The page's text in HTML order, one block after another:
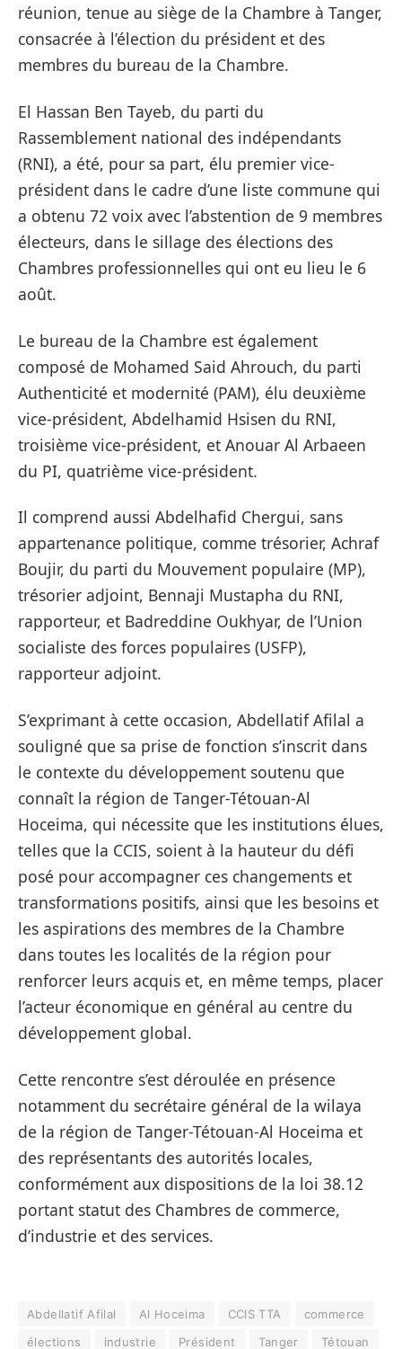
réunion, tenue au siège de la Chambre à Tanger,
consacrée à l’élection du président et des
membres du bureau de la Chambre.
El Hassan Ben Tayeb, du parti du
Rassemblement national des indépendants
(RNI), a été, pour sa part, élu premier vice-
président dans le cadre d’une liste commune qui
a obtenu 72 voix avec l’abstention de 9 membres
électeurs, dans le sillage des élections des
Chambres professionnelles qui ont eu lieu le 6
août.
Le bureau de la Chambre est également
composé de Mohamed Said Ahrouch, du parti
Authenticité et modernité (PAM), élu deuxième
vice-président, Abdelhamid Hsisen du RNI,
troisième vice-président, et Anouar Al Arbaeen
du PI, quatrième vice-président.
Il comprend aussi Abdelhafid Chergui, sans
appartenance politique, comme trésorier, Achraf
Boujir, du parti du Mouvement populaire (MP),
trésorier adjoint, Bennaji Mustapha du RNI,
rapporteur, et Badreddine Oukhyar, de l’Union
socialiste des forces populaires (USFP),
rapporteur adjoint.
S’exprimant à cette occasion, Abdellatif Afilal a
souligné que sa prise de fonction s’inscrit dans
le contexte du développement soutenu que
connaît la région de Tanger-Tétouan-Al
Hoceima, qui nécessite que les institutions élues,
telles que la CCIS, soient à la hauteur du défi
posé pour accompagner ces changements et
transformations positifs, ainsi que les besoins et
les aspirations des membres de la Chambre
dans toutes les localités de la région pour
renforcer leurs acquis et, en même temps, placer
l’acteur économique en général au centre du
développement global.
Cette rencontre s’est déroulée en présence
notamment du secrétaire général de la wilaya
de la région de Tanger-Tétouan-Al Hoceima et
des représentants des autorités locales,
conformément aux dispositions de la loi 38.12
portant statut des Chambres de commerce,
d’industrie et des services.
Abdellatif Afilal Al Hoceima CCIS TTA
commerce
élections
industrie Président Tanger Tétouan